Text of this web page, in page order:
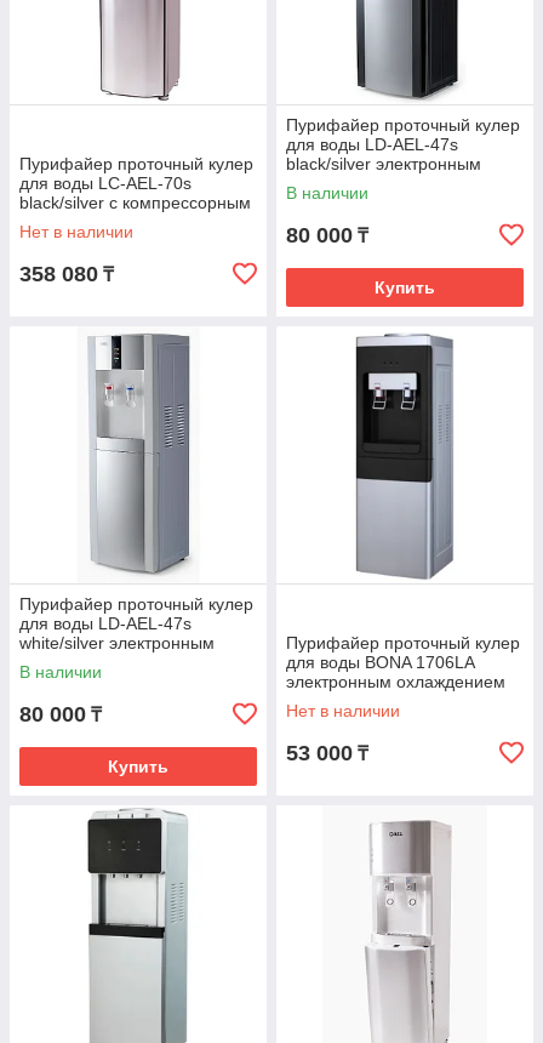
Пурифайер проточный кулер
для воды LC-AEL-70s
black/silver с компрессорным
охлаждением
Нет в наличии
358 080 ₸
Пурифайер проточный кулер
для воды LD-AEL-47s
black/silver электронным
охлаждением
В наличии
80 000 ₸
Купить
Пурифайер проточный кулер
для воды LD-AEL-47s
white/silver электронным
охлаждением
В наличии
80 000 ₸
Купить
Пурифайер проточный кулер
для воды BONA 1706LA
электронным охлаждением
Нет в наличии
53 000 ₸